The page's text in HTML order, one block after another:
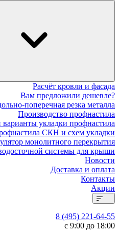
Расчёт кровли и фасада
Вам предложили дешевле?
поперечная резка металла
Производство профнастила
варианты укладки профнастила
СКН и схем укладки
монолитного перекрытия
системы для крыши
Новости
Доставка и оплата
Контакты
Акции
8 (495) 221-64-55
с 9:00 до 18:00